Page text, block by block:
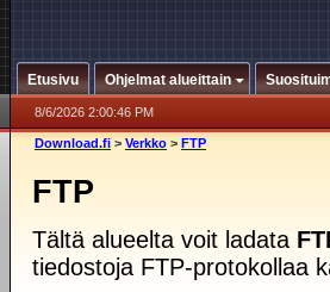
Etusivu Ohjelmat alueittain
8/6/2026 2:00:46 PM
Download.fi > Verkko > FTP
FTP
Tältä alueelta voit ladata
tiedostoja FTP-protokollaa